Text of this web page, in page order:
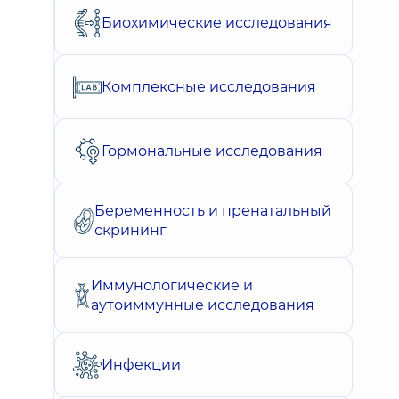
Биохимические исследования
Комплексные исследования
Гормональные исследования
Беременность и пренатальный
скрининг
Иммунологические и
аутоиммунные исследования
Инфекции